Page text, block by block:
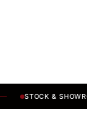
STOCK & SHOWROOM